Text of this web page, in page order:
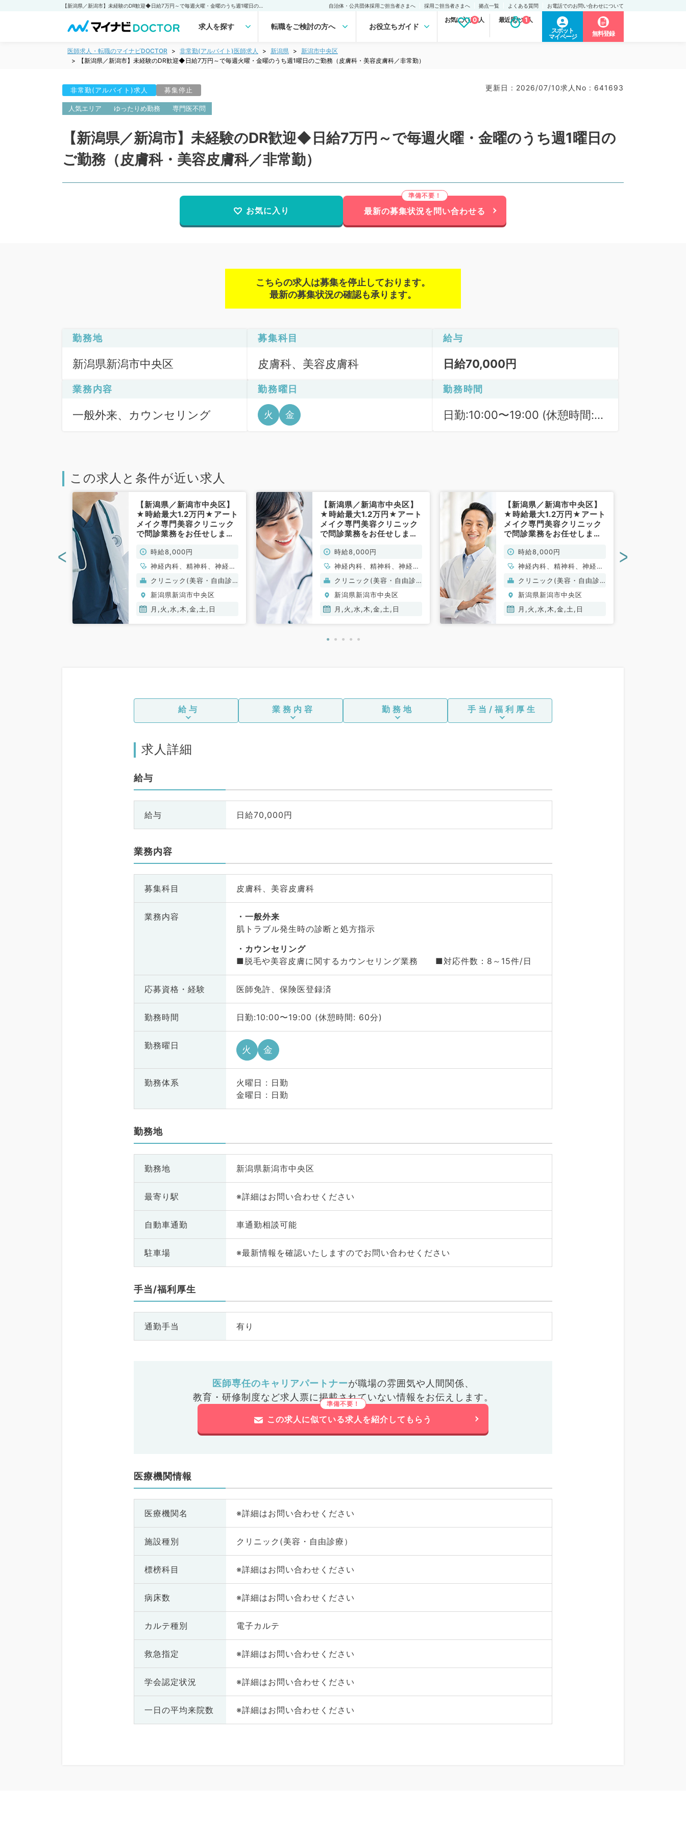
自治体・公共団体採用ご担当者さまへ 採用ご担当者さまへ 拠点一覧 よくある質問 お電話でのお問い合わせについて
求人を探す 転職をご検討の方へ お役立ちガイド
お気に入り求人
0 最近見た求人
1
スポット
マイページ
無料登録
医師求人・転職のマイナビDOCTOR 非常勤(アルバイト)医師求人 新潟県
新潟市中央区
【新潟県／新潟市】未経験のDR歓迎◆日給7万円～で毎週火曜・金曜のうち週1曜日のご勤務（皮膚科・美容皮膚科／非常勤）
非常勤(アルバイト)求人 募集停止 更新日 : 2026/07/10求人No : 641693
人気エリア ゆったりめ勤務 専門医不問
【新潟県／新潟市】未経験のDR歓迎◆日給7万円～で毎週火曜・金曜のうち週1曜日の
ご勤務（皮膚科・美容皮膚科／非常勤）
お気に入り 最新の募集状況を問い合わせる
こちらの求人は募集を停止しております。
最新の募集状況の確認も承ります。
勤務地
新潟県新潟市中央区
募集科目
皮膚科、美容皮膚科
給与
日給70,000円
業務内容
一般外来、カウンセリング
勤務曜日
火 金
勤務時間
日勤:10:00〜19:00 (休憩時間:
この求人と条件が近い求人
【新潟県／新潟市中央区】
★時給最大1.2万円★アート
メイク専門美容クリニック
で問診業務をお任せします
務可能！（科目不問／非常
勤）
時給8,000円
神経内科、精神科、神経
科、アレルギー科、リウマ
チ科、小児科、整形外科、
形成外科、美容外科、脳神
経外科、呼吸器外科、心臓
科、消化器内科、内分泌・
代謝内科、腎臓内科、老年
内科、外科系全般、一般外
科、健診・人間ドック、救
ーツ整形外科、大腸・肛門
外科、その他、脊髄・脊椎
外科、科目不問
クリニック(美容・自由診
療）
新潟県新潟市中央区
月,火,水,木,金,土,日
【新潟県／新潟市中央区】
★時給最大1.2万円★アート
メイク専門美容クリニック
で問診業務をお任せします
日より勤務可能！（科目不
問／非常勤）
時給8,000円
神経内科、精神科、神経
科、アレルギー科、リウマ
チ科、小児科、整形外科、
形成外科、美容外科、脳神
経外科、呼吸器外科、心臓
産科、婦人科、眼科、耳鼻
科、消化器内科、内分泌・
代謝内科、腎臓内科、老年
内科、外科系全般、一般外
外科、その他、脊髄・脊椎
外科、科目不問
クリニック(美容・自由診
療）
新潟県新潟市中央区
月,火,水,木,金,土,日
【新潟県／新潟市中央区】
★時給最大1.2万円★アート
メイク専門美容クリニック
で問診業務をお任せします
日より勤務可能！（科目不
問／非常勤）
時給8,000円
神経内科、精神科、神経
科、アレルギー科、リウマ
チ科、小児科、整形外科、
形成外科、美容外科、脳神
経外科、呼吸器外科、心臓
科、消化器内科、内分泌・
代謝内科、腎臓内科、老年
内科、外科系全般、一般外
外科、その他、脊髄・脊椎
外科、科目不問
クリニック(美容・自由診
療）
新潟県新潟市中央区
月,火,水,木,金,土,日
< >
給与 業務内容 勤務地 手当/福利厚生
求人詳細
給与
給与 日給70,000円
業務内容
募集科目 皮膚科、美容皮膚科
業務内容
一般外来
肌トラブル発生時の診断と処方指示
カウンセリング
■脱毛や美容皮膚に関するカウンセリング業務 ■対応件数：8～15件/日
応募資格・ 経験 医師免許、保険医登録済
勤務時間 日勤:10:00〜19:00 (休憩時間: 60分)
勤務曜日 火 金
勤務体系
火曜日 : 日勤
金曜日 : 日勤
勤務地
勤務地 新潟県新潟市中央区
最寄り駅 ※詳細はお問い合わせください
自動車通勤 車通勤相談可能
駐車場 ※最新情報を確認いたしますのでお問い合わせください
手当/福利厚生
通勤手当 有り
医師専任のキャリアパートナーが職場の雰囲気や人間関係、
教育・研修制度など求人票に掲載されていない情報をお伝えします。
この求人に似ている求人を紹介してもらう
医療機関情報
医療機関名 ※詳細はお問い合わせください
施設種別 クリニック(美容・自由診療）
標榜科目 ※詳細はお問い合わせください
病床数 ※詳細はお問い合わせください
カルテ種別 電子カルテ
救急指定 ※詳細はお問い合わせください
学会認定状況 ※詳細はお問い合わせください
一日の平均来院数 ※詳細はお問い合わせください